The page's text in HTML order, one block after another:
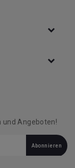
und Angeboten!
Abonnieren